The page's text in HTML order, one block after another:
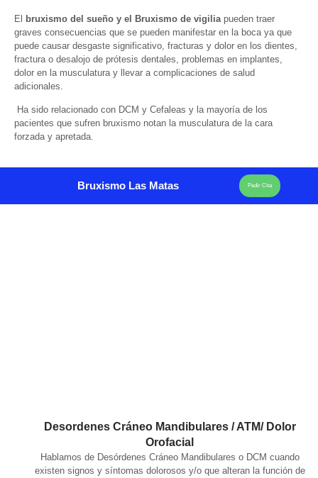
El bruxismo del sueño y el Bruxismo de vigilia pueden traer
graves consecuencias que se pueden manifestar en la boca ya que
puede causar desgaste significativo, fracturas y dolor en los dientes,
fractura o desalojo de prótesis dentales, problemas en implantes,
dolor en la musculatura y llevar a complicaciones de salud
adicionales.
Ha sido relacionado con DCM y Cefaleas y la mayoría de los
pacientes que sufren bruxismo notan la musculatura de la cara
forzada y apretada.
Bruxismo Las Matas Pedir Cita
Desordenes Cráneo Mandibulares / ATM/ Dolor
Orofacial
Hablamos de Desórdenes Cráneo Mandibulares o DCM cuando
existen signos y síntomas dolorosos y/o que alteran la función de